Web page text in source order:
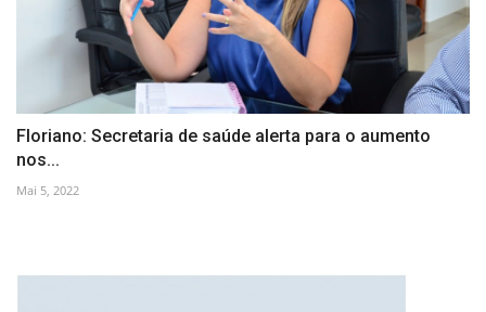
Floriano: Secretaria de saúde alerta para o aumento
nos...
Mai 5, 2022